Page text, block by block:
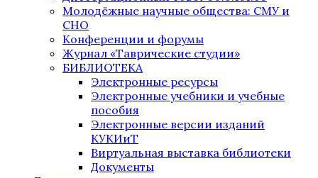
Молодёжные научные общества: СМУ и
СНО
Конференции и форумы
Журнал «Таврические студии»
БИБЛИОТЕКА
Электронные ресурсы
Электронные учебники и учебные
пособия
Электронные версии изданий
КУКИиТ
Виртуальная выставка библиотеки
Документы